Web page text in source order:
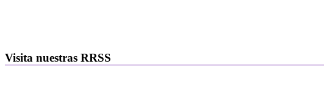
Visita nuestras RRSS